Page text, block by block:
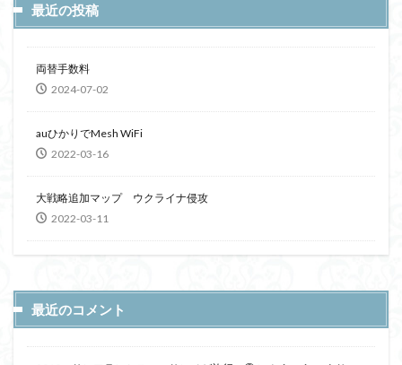
最近の投稿
両替手数料
2024-07-02
auひかりでMesh WiFi
2022-03-16
大戦略追加マップ ウクライナ侵攻
2022-03-11
最近のコメント